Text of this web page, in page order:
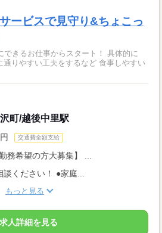
ービスで見守り&ちょこっ
お仕事からスタート！ 具体的に
町/越後中里駅
交通費全額支給
務希望の方大募集】 ...
ください！ ●家庭...
もっと見る
求人詳細を見る